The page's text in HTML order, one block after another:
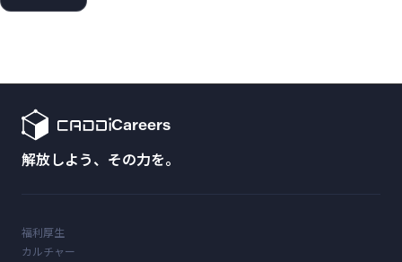
Careers
解放しよう、その力を。
福利厚生
カルチャー